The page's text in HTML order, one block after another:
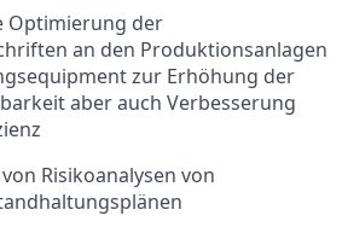
Optimierung der
an den Produktionsanlagen
zur Erhöhung der
aber auch Verbesserung
Risikoanalysen von